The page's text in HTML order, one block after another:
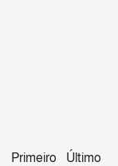
Primeiro Último